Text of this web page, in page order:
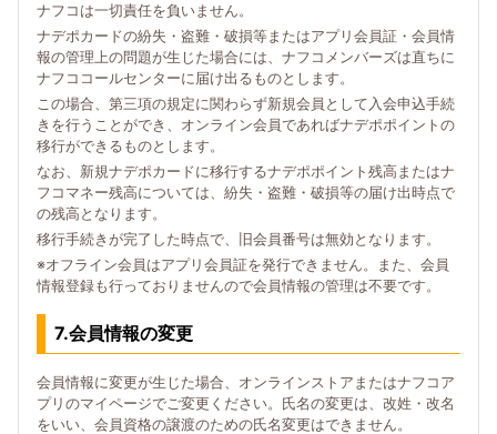
ナフコは一切責任を負いません。
ナデポカードの紛失・盗難・破損等またはアプリ会員証・会員情
報の管理上の問題が生じた場合には、ナフコメンバーズは直ちに
ナフココールセンターに届け出るものとします。
この場合、第三項の規定に関わらず新規会員として入会申込手続
きを行うことができ、オンライン会員であればナデポポイントの
移行ができるものとします。
なお、新規ナデポカードに移行するナデポポイント残高またはナ
フコマネー残高については、紛失・盗難・破損等の届け出時点で
の残高となります。
移行手続きが完了した時点で、旧会員番号は無効となります。
※オフライン会員はアプリ会員証を発行できません。また、会員
情報登録も行っておりませんので会員情報の管理は不要です。
7.会員情報の変更
会員情報に変更が生じた場合、オンラインストアまたはナフコア
プリのマイページでご変更ください。氏名の変更は、改姓・改名
をいい、会員資格の譲渡のための氏名変更はできません。